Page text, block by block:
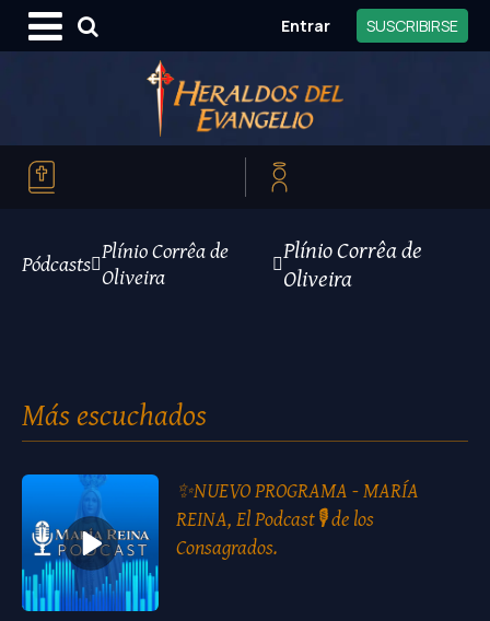
Entrar SUSCRIBIRSE
Pódcasts Plínio Corrêa de
Oliveira
Plínio Corrêa de
Oliveira
Más escuchados
✨NUEVO PROGRAMA - MARÍA
REINA, El Podcast🎙 de los
Consagrados.